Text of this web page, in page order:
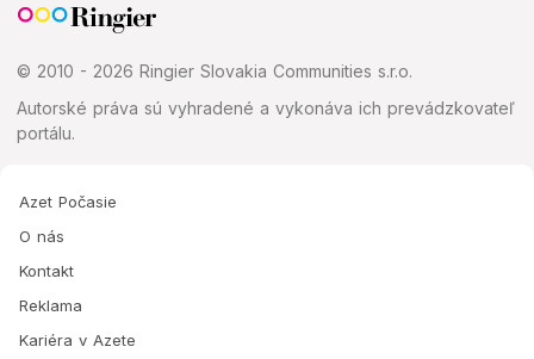
© 2010 - 2026 Ringier Slovakia Communities s.r.o.
Autorské práva sú vyhradené a vykonáva ich prevádzkovateľ
portálu.
Azet Počasie
O nás
Kontakt
Reklama
Kariéra v Azete